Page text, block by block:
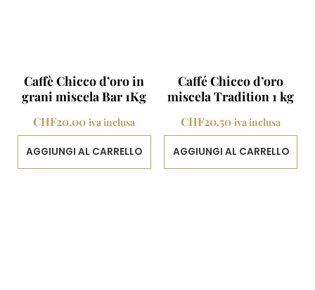
Caffè Chicco d’oro in
grani miscela Bar 1Kg
CHF20.00 iva inclusa
AGGIUNGI AL CARRELLO
Caffé Chicco d’oro
miscela Tradition 1 kg
CHF20.50 iva inclusa
AGGIUNGI AL CARRELLO